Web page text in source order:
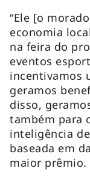
“Ele [o
economia
na feira do
eventos
incentivamos
geramos
disso,
também para
inteligência
baseada em
maior prêmio.